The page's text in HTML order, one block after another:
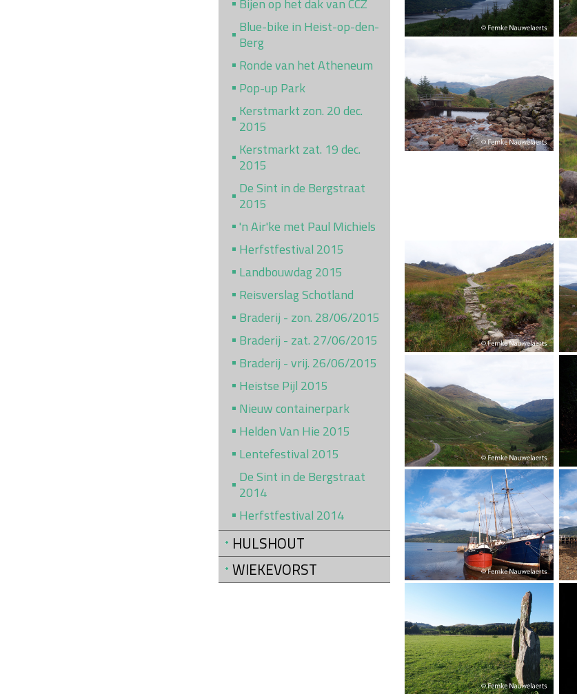
Blue-bike in Heist-op-den-
Berg
Ronde van het Atheneum
Pop-up Park
Kerstmarkt zon. 20 dec.
2015
Kerstmarkt zat. 19 dec.
2015
De Sint in de Bergstraat
2015
'n Air'ke met Paul Michiels
Herfstfestival 2015
Landbouwdag 2015
Reisverslag Schotland
Braderij - zon. 28/06/2015
Braderij - zat. 27/06/2015
Braderij - vrij. 26/06/2015
Heistse Pijl 2015
Nieuw containerpark
Helden Van Hie 2015
Lentefestival 2015
De Sint in de Bergstraat
2014
Herfstfestival 2014
HULSHOUT
WIEKEVORST